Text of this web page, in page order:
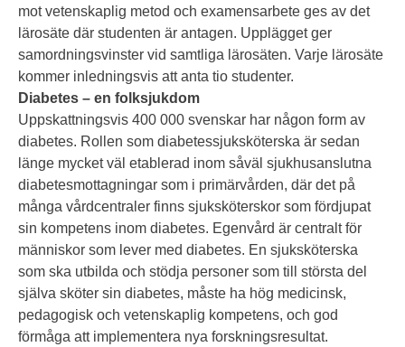
mot vetenskaplig metod och examensarbete ges av det
lärosäte där studenten är antagen. Upplägget ger
samordningsvinster vid samtliga lärosäten. Varje lärosäte
kommer inledningsvis att anta tio studenter.
Diabetes – en folksjukdom
Uppskattningsvis 400 000 svenskar har någon form av
diabetes. Rollen som diabetessjuksköterska är sedan
länge mycket väl etablerad inom såväl sjukhusanslutna
diabetesmottagningar som i primärvården, där det på
många vårdcentraler finns sjuksköterskor som fördjupat
sin kompetens inom diabetes. Egenvård är centralt för
människor som lever med diabetes. En sjuksköterska
som ska utbilda och stödja personer som till största del
själva sköter sin diabetes, måste ha hög medicinsk,
pedagogisk och vetenskaplig kompetens, och god
förmåga att implementera nya forskningsresultat.